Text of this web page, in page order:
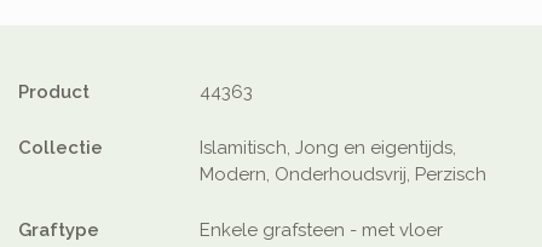
Product 44363
Collectie
Islamitisch, Jong en eigentijds,
Modern, Onderhoudsvrij, Perzisch
Graftype Enkele grafsteen - met vloer